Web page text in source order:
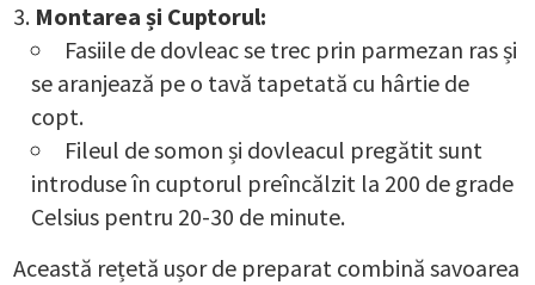
Montarea și Cuptorul:
Fasiile de dovleac se trec prin parmezan ras și
se aranjează pe o tavă tapetată cu hârtie de
copt.
Fileul de somon și dovleacul pregătit sunt
introduse în cuptorul preîncălzit la 200 de grade
Celsius pentru 20-30 de minute.
Această rețetă ușor de preparat combină savoarea